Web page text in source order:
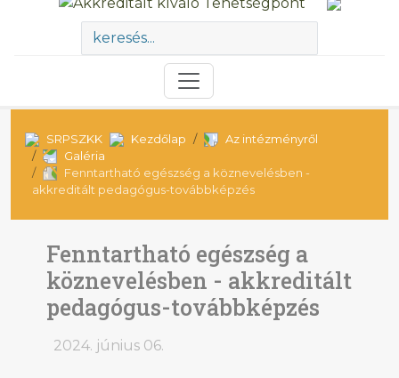
SRPSZKK Kezdőlap
Az intézményről
Galéria
Fenntartható egészség a köznevelésben -
akkreditált pedagógus-továbbképzés
Fenntartható egészség a
köznevelésben - akkreditált
pedagógus-továbbképzés
2024. június 06.